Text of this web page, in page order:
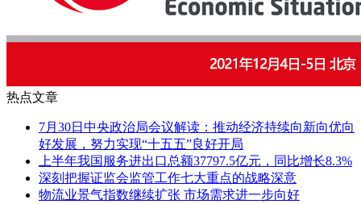
热点文章
7月30日中央政治局会议解读：推动经济持续向新向优向
好发展，努力实现“十五五”良好开局
上半年我国服务进出口总额37797.5亿元，同比增长8.3%
深刻把握证监会监管工作七大重点的战略深意
物流业景气指数继续扩张 市场需求进一步向好